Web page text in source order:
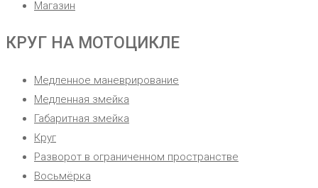
Магазин
КРУГ НА МОТОЦИКЛЕ
Медленное маневрирование
Медленная змейка
Габаритная змейка
Круг
Разворот в ограниченном пространстве
Восьмёрка